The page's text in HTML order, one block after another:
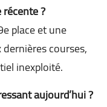
?
place et une
courses,
inexploité.
aujourd’hui ?